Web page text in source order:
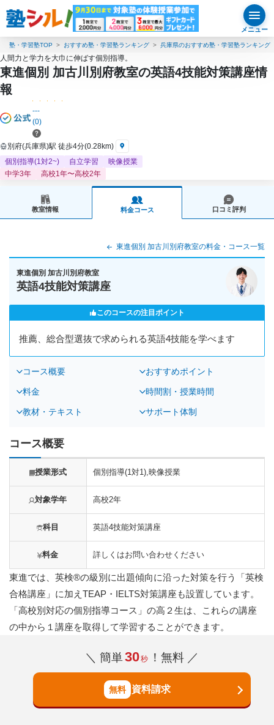
メニュー
塾・学習塾TOP おすすめ塾・学習塾ランキング 兵庫県のおすすめ塾・学習塾ランキング
人間力と学力を大巾に伸ばす個別指導。
東進個別 加古川別府教室の英語4技能対策講座情
報
---
(0)
別府(兵庫県)駅 徒歩4分(0.28km)
個別指導(1対2~)
自立学習
映像授業
中学3年
高校1年〜高校2年
教室情報 料金コース 口コミ評判
東進個別 加古川別府教室の料金・コース一覧
東進個別 加古川別府教室
英語4技能対策講座
このコースの注目ポイント
推薦、総合型選抜で求められる英語4技能を学べます
コース概要 おすすめポイント
料金 時間割・授業時間
教材・テキスト サポート体制
コース概要
授業形式 個別指導(1対1),映像授業
対象学年 高校2年
科目 英語4技能対策講座
料金 詳しくはお問い合わせください
東進では、英検®の級別に出題傾向に沿った対策を行う「英検
合格講座」に加えTEAP・IELTS対策講座も設置しています。
「高校別対応の個別指導コース」の高２生は、これらの講座
の中から１講座を取得して学習することができます。
＼ 簡単30秒 ！無料 ／
資料請求